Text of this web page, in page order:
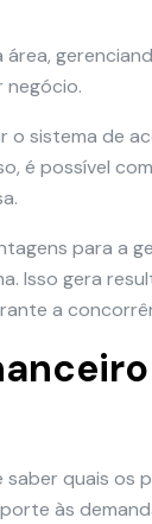
área,
negócio.
sistema de
é possível
para a
Isso gera
a
quais os
às